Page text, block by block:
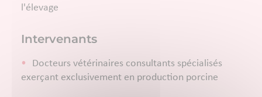
l'élevage
Intervenants
Docteurs vétérinaires consultants spécialisés
exerçant exclusivement en production porcine